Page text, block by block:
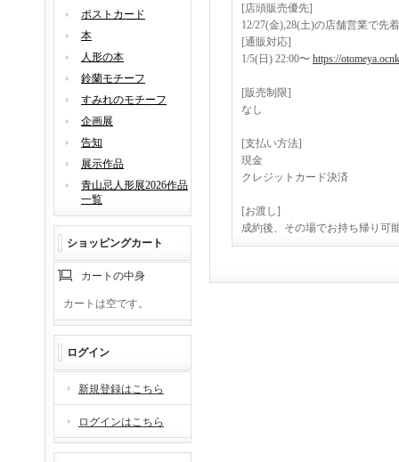
ポストカード
本
人形の本
鈴蘭モチーフ
すみれのモチーフ
企画展
告知
展示作品
青山忌人形展2026作品
一覧
ショッピングカート
カートの中身
カートは空です。
ログイン
新規登録はこちら
ログインはこちら
[店頭販売優先]
12/27(金),28(土)の店舗営業で先
[通販対応]
1/5(日) 22:00〜 https://
[販売制限]
なし
[支払い方法]
現金
クレジットカード決済
[お渡し]
成約後、その場でお持ち帰り可